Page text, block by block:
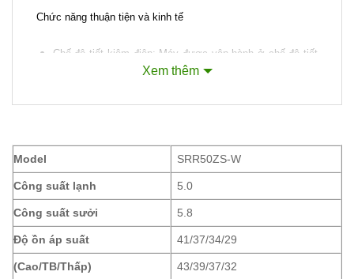
Chức năng thuận tiện và kinh tế
Chế độ tiết kiệm điện: Máy được vận hành ở chế độ tiết
kiệm điện trong khi vẫn duy trì điều kiện làm lạnh và sưởi
Chế độ ngủ: Giúp kiểm soát nhiệt độ một cách tự động
trong thời gian cài đặt để đảm bảo nhiệt độ phòng không
quá lạnh hay quá nóng.
Chế độ “Night Setback”: Vào mùa lanh, nhiệt độ phòng
của Quý khách có thể được duy trì ở một mức độ thoải
Xem thêm
Model SRR50ZS-W
Công suất lạnh 5.0
Công suất sưởi 5.8
Độ ồn áp suất 41/37/34/29
(Cao/TB/Thấp) 43/39/37/32